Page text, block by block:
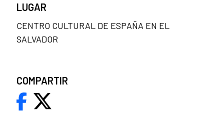
LUGAR
CENTRO CULTURAL DE ESPAÑA EN EL
SALVADOR
COMPARTIR